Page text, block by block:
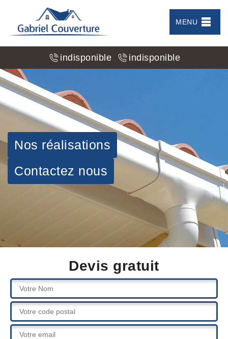
MENU
indisponible indisponible
Nos réalisations
Contactez nous
Devis gratuit